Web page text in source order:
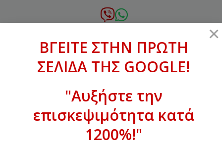
σε
xanthogenous@gmail.com
ΒΓΕΙΤΕ ΣΤΗΝ ΠΡΩΤΗ ΣΕΛΙΔΑ ΤΗΣ
GOOGLE!
×
ΒΓΕΙΤΕ ΣΤΗΝ ΠΡΩΤΗ
ΣΕΛΙΔΑ ΤΗΣ GOOGLE!
"Αυξήστε την
επισκεψιμότητα κατά
1200%!"